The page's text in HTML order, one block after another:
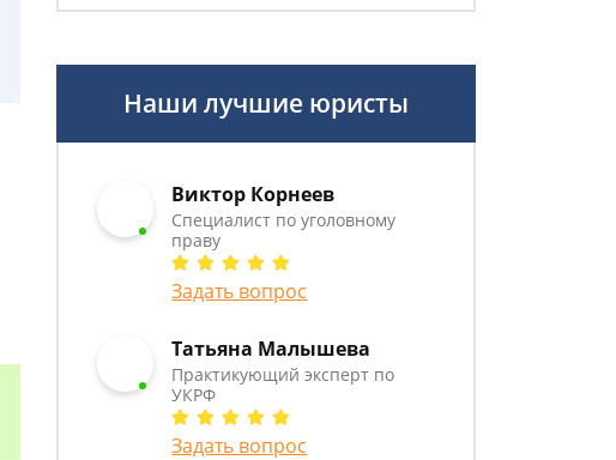
Наши лучшие юристы
Виктор Корнеев
Cпециалист по уголовному
праву
Задать вопрос
Татьяна Малышева
Практикующий эксперт по
УКРФ
Задать вопрос